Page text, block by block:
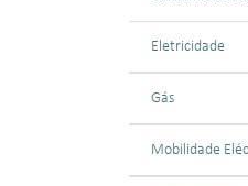
Eletricidade
Gás
Mobilidade